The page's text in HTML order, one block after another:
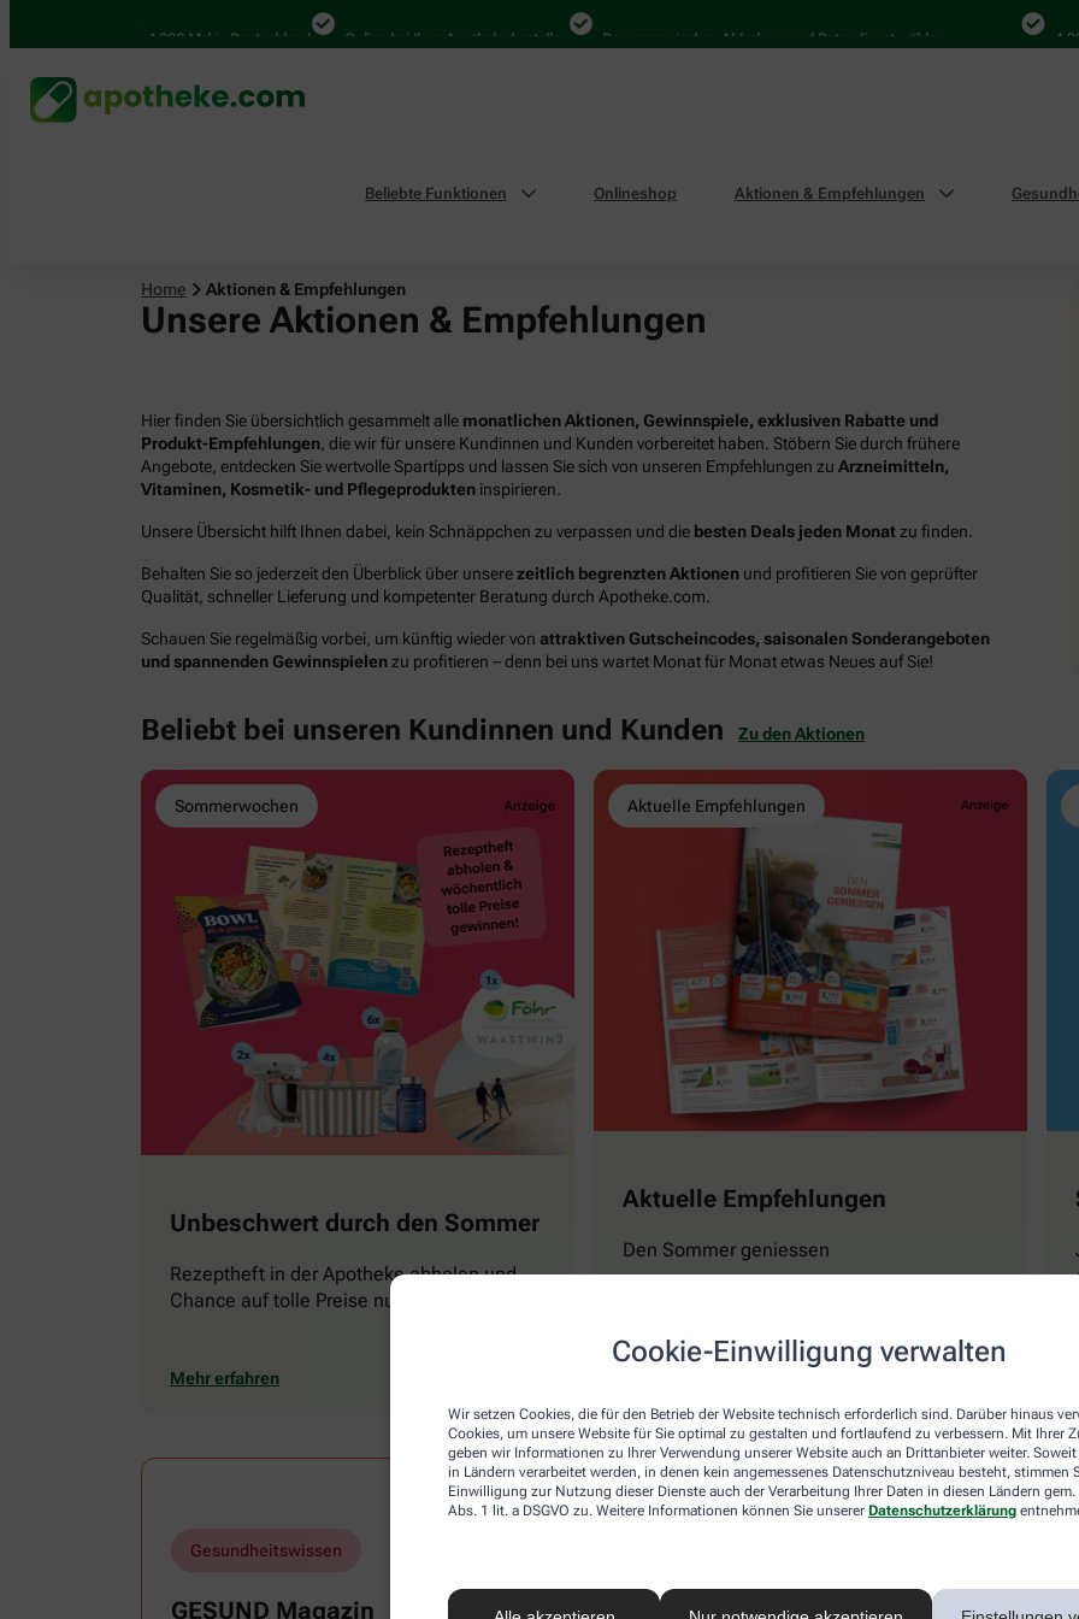
Cookie-Einwilligung verwalten
Wir setzen Cookies, die für den Betrieb der Website technisch erforderlich sind. Darüber hinaus
Cookies, um unsere Website für Sie optimal zu gestalten und fortlaufend zu verbessern. Mit Ihrer
geben wir Informationen zu Ihrer Verwendung unserer Website auch an Drittanbieter weiter. Soweit
in Ländern verarbeitet werden, in denen kein angemessenes Datenschutzniveau besteht, stimmen
Einwilligung zur Nutzung dieser Dienste auch der Verarbeitung Ihrer Daten in diesen Ländern
Abs. 1 lit. a DSGVO zu. Weitere Informationen können Sie unserer Datenschutzerklärung
4.000 Mal in Deutschland Online bei Ihrer Apotheke bestellen Bequem zwischen Abholung und Botendienst wählen 4.000
Beliebte Funktionen Onlineshop Aktionen & Empfehlungen
Home Aktionen & Empfehlungen
Unsere Aktionen & Empfehlungen
Hier finden Sie übersichtlich gesammelt alle monatlichen Aktionen, Gewinnspiele, exklusiven Rabatte und
Produkt-Empfehlungen , die wir für unsere Kundinnen und Kunden vorbereitet haben. Stöbern Sie durch frühere
Angebote, entdecken Sie wertvolle Spartipps und lassen Sie sich von unseren Empfehlungen zu Arzneimitteln,
Vitaminen, Kosmetik- und Pflegeprodukten inspirieren.
Unsere Übersicht hilft Ihnen dabei, kein Schnäppchen zu verpassen und die besten Deals jeden Monatzu finden.
Behalten Sie so jederzeit den Überblick über unserezeitlich begrenzten Aktionen und profitieren Sie von geprüfter
Qualität, schneller Lieferung und kompetenter Beratung durch Apotheke.com.
Schauen Sie regelmäßig vorbei, um künftig wieder von attraktiven Gutscheincodes, saisonalen Sonderangeboten
und spannenden Gewinnspielenzu profitieren – denn bei uns wartet Monat für Monat etwas Neues auf Sie!
Beliebt bei unseren Kundinnen und Kunden Zu den Aktionen
Sommerwochen
Unbeschwert durch den Sommer
Rezeptheft in der Apotheke abholen und
Chance auf tolle Preise nutzen
Mehr erfahren
Aktuelle Empfehlungen
Aktuelle Empfehlungen
Den Sommer geniessen
Mehr erfahren
Gesundheitswissen
GESUND Magazin
Magazin GESUND